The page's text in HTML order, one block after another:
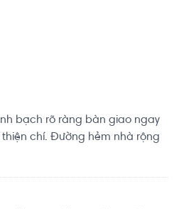
bạch rõ ràng bàn giao ngay
chí. Đường hẻm nhà rộng